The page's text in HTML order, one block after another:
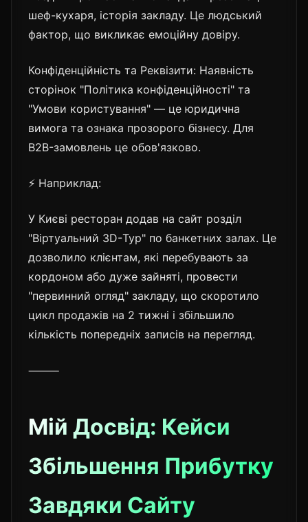
шеф-кухаря, історія закладу. Це людський
фактор, що викликає емоційну довіру.
Конфіденційність та Реквізити: Наявність
сторінок "Політика конфіденційності" та
"Умови користування" — це юридична
вимога та ознака прозорого бізнесу. Для
B2B-замовлень це обов'язково.
⚡ Наприклад:
У Києві ресторан додав на сайт розділ
"Віртуальний 3D-Тур" по банкетних залах. Це
дозволило клієнтам, які перебувають за
кордоном або дуже зайняті, провести
"первинний огляд" закладу, що скоротило
цикл продажів на 2 тижні і збільшило
кількість попередніх записів на перегляд.
⸻
Мій Досвід: Кейси
Збільшення Прибутку
Завдяки Сайту